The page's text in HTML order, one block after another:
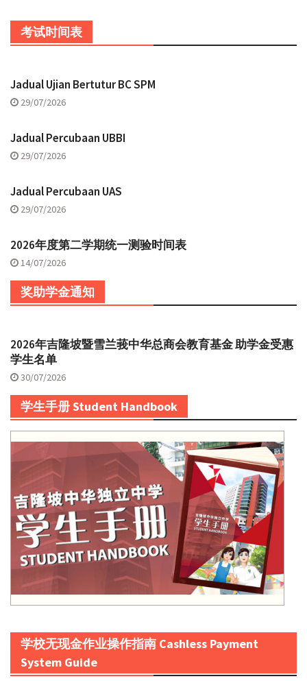
考试时间表
Jadual Ujian Bertutur BC SPM
29/07/2026
Jadual Percubaan UBBI
29/07/2026
Jadual Percubaan UAS
29/07/2026
2026年度第二学期统一测验时间表
14/07/2026
奖助学金通知
2026年吉隆坡暨雪兰莪中华总商会教育基金 助学金受惠
学生名单
30/07/2026
学生手册 Student Handbook
学校无现金作业操作指南 Cashless Payment
System Guide